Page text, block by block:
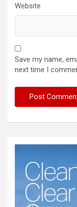
Website
Save my name,
next time I